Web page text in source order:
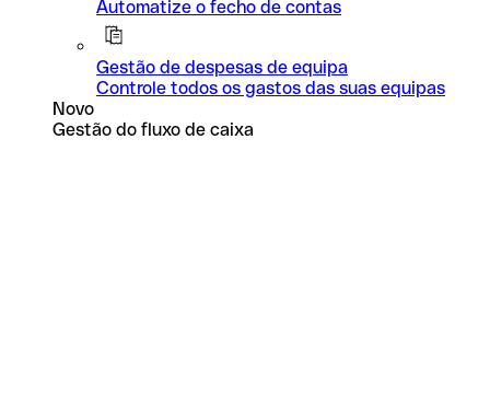
Automatize o fecho de contas
Gestão de despesas de equipa
Controle todos os gastos das suas equipas
Novo
Gestão do fluxo de caixa